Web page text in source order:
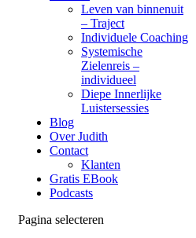
Leven van binnenuit
– Traject
Individuele Coaching
Systemische
Zielenreis –
individueel
Diepe Innerlijke
Luistersessies
Blog
Over Judith
Contact
Klanten
Gratis EBook
Podcasts
Pagina selecteren